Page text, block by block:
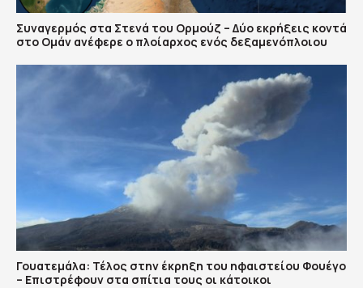
Συναγερμός στα Στενά του Ορμούζ – Δύο εκρήξεις κοντά
στο Ομάν ανέφερε ο πλοίαρχος ενός δεξαμενόπλοιου
Γουατεμάλα: Τέλος στην έκρηξη του ηφαιστείου Φουέγο
– Επιστρέφουν στα σπίτια τους οι κάτοικοι